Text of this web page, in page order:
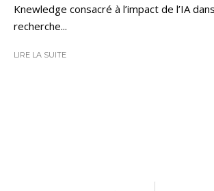
Knewledge consacré à l’impact de l’IA
recherche...
LIRE LA SUITE